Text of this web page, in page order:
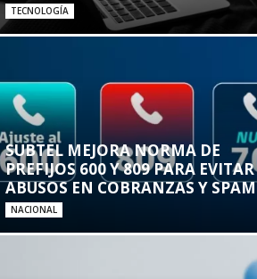
TECNOLOGÍA
SUBTEL MEJORA NORMA DE
PREFIJOS 600 Y 809 PARA EVITAR
ABUSOS EN COBRANZAS Y SPAM
NACIONAL